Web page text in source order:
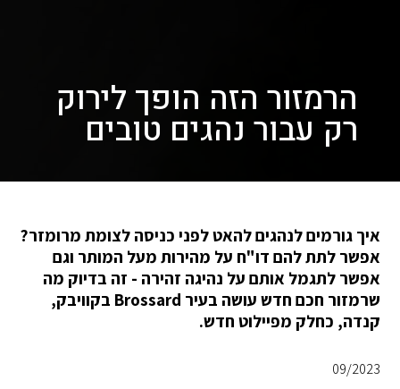
הרמזור הזה הופך לירוק
רק עבור נהגים טובים
איך גורמים לנהגים להאט לפני כניסה לצומת מרומזר?
אפשר לתת להם דו"ח על מהירות מעל המותר וגם
אפשר לתגמל אותם על נהיגה זהירה - זה בדיוק מה
שרמזור חכם חדש עושה בעיר Brossard בקוויבק,
קנדה, כחלק מפיילוט חדש.
09/2023